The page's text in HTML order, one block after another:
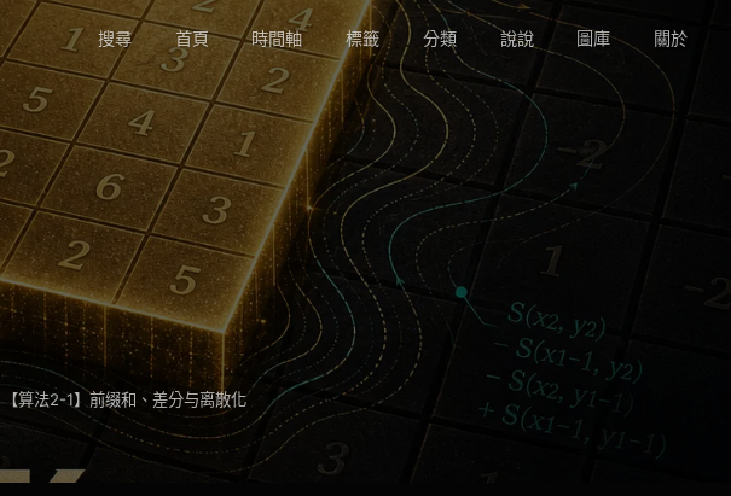
搜尋 首頁 時間軸 標籤 分類 說說 圖庫 關於
【算法2-1】前缀和、差分与离散化